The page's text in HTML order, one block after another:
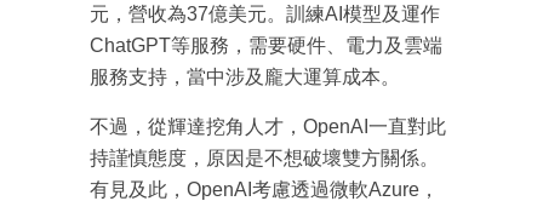
元，營收為37億美元。訓練AI模型及運作
ChatGPT等服務，需要硬件、電力及雲端
服務支持，當中涉及龐大運算成本。
不過，從輝達挖角人才，OpenAI一直對此
持謹慎態度，原因是不想破壞雙方關係。
有見及此，OpenAI考慮透過微軟Azure，